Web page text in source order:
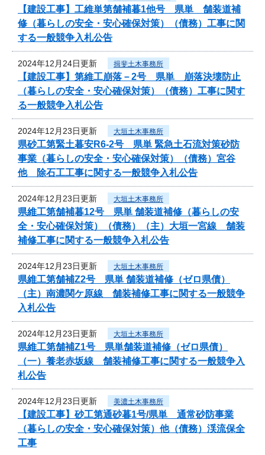
【建設工事】工維単第舗補暮1他号 県単 舗装道補
修（暮らしの安全・安心確保対策）（債務）工事に関
する一般競争入札公告
2024年12月24日更新 揖斐土木事務所
【建設工事】第維工崩落－2号 県単 崩落決壊防止
（暮らしの安全・安心確保対策）（債務）工事に関す
る一般競争入札公告
2024年12月23日更新 大垣土木事務所
県砂工第緊土暮安R6-2号 県単 緊急土石流対策砂防
事業（暮らしの安全・安心確保対策）（債務）宮谷
他 除石工工事に関する一般競争入札公告
2024年12月23日更新 大垣土木事務所
県維工第舗補暮12号 県単 舗装道補修（暮らしの安
全・安心確保対策）（債務）（主）大垣一宮線 舗装
補修工事に関する一般競争入札公告
2024年12月23日更新 大垣土木事務所
県維工第舗補Z2号 県単 舗装道補修（ゼロ県債）
（主）南濃関ケ原線 舗装補修工事に関する一般競争
入札公告
2024年12月23日更新 大垣土木事務所
県維工第舗補Z1号 県単舗装道補修（ゼロ県債）
（一）養老赤坂線 舗装補修工事に関する一般競争入
札公告
2024年12月23日更新 美濃土木事務所
【建設工事】砂工第通砂暮1号/県単 通常砂防事業
（暮らしの安全・安心確保対策）他（債務）渓流保全
工事